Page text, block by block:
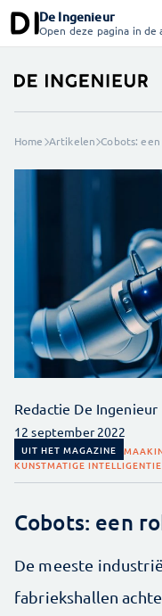
De Ingenieur
Open deze pagina in de
Home Artikelen Cobots:
Redactie De Ingenieur
12 september 2022
UIT HET MAGAZINE
KUNSTMATIGE
Cobots: een
De meeste
fabriekshallen